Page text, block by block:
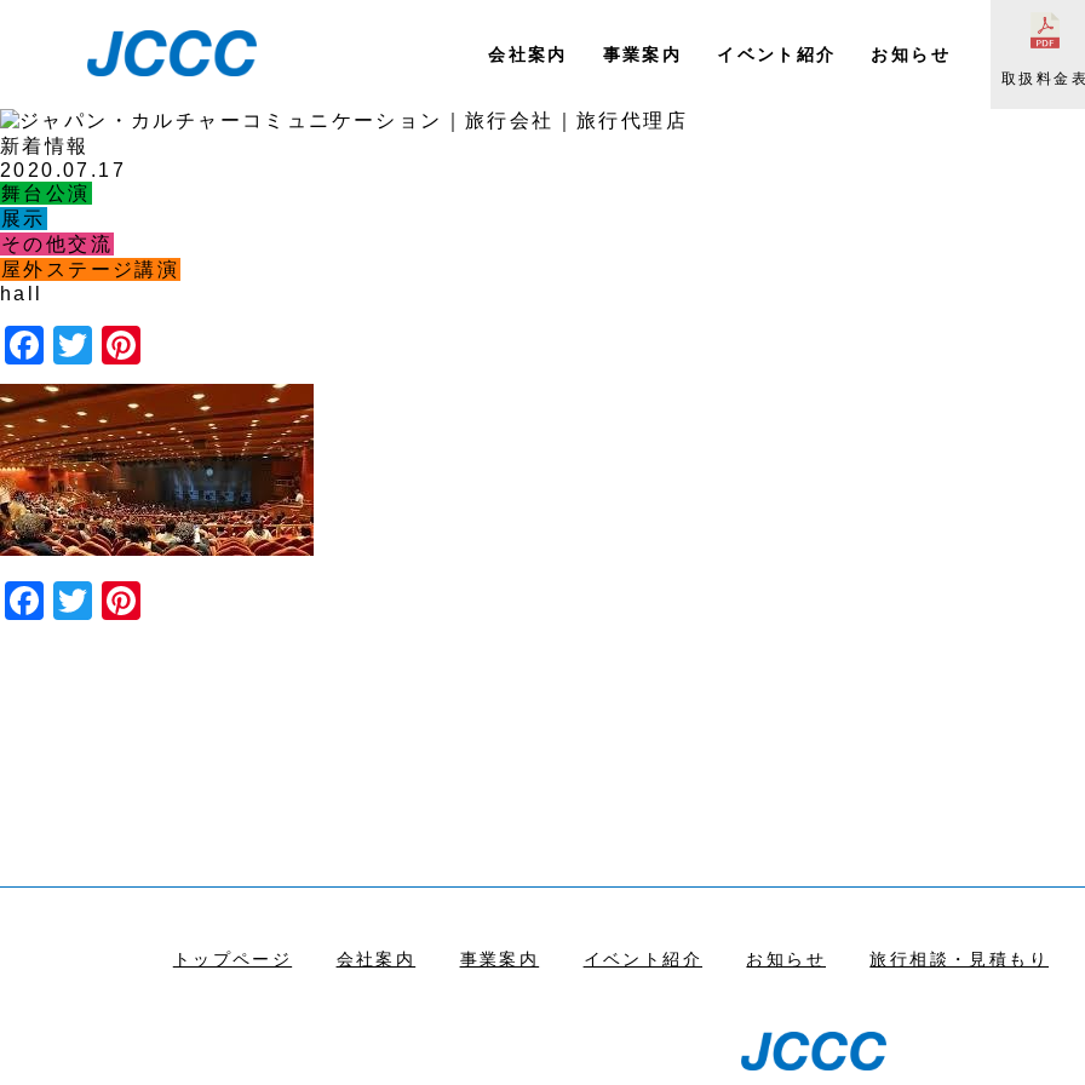
会社案内 事業案内 イベント紹介 お知らせ
取扱料金表
新着情報
2020.07.17
舞台公演
展示
その他交流
屋外ステージ講演
hall
Facebook
Twitter
Facebook
Twitter
トップページ 会社案内 事業案内 イベント紹介 お知らせ 旅行相談・見積もり